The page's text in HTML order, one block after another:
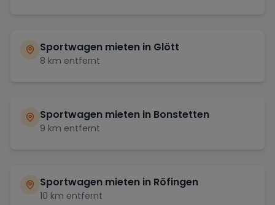
Sportwagen mieten in Glött
8 km entfernt
Sportwagen mieten in Bonstetten
9 km entfernt
Sportwagen mieten in Röfingen
10 km entfernt